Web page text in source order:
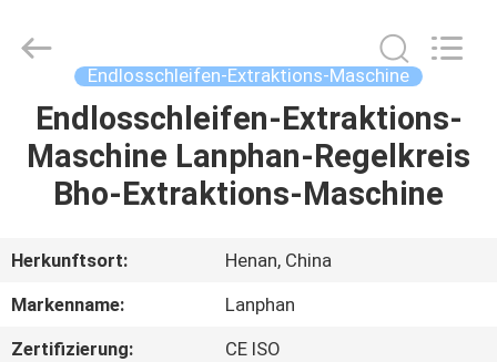
HAUS
PRODUKTE
VIDEOS
Co.,Ltd.
Endlosschleifen-Extraktions-Maschine
Endlosschleifen-Extraktions-
Maschine Lanphan-Regelkreis
Bho-Extraktions-Maschine
Herkunftsort:
Henan, China
Markenname:
Lanphan
Zertifizierung:
CE ISO